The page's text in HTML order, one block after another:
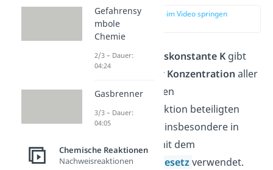
zur Stelle im Video springen
DieGleichgewichtskonstante K gibt
Verhältnis der Konzentration aller
an einer chemischen
Gleichgewichtsreaktion beteiligten
Stoffe an. Sie wird insbesondere in
Zusammenhang mit dem
Massenwirkungsgesetzverwendet.
Gefahrensy
mbole
Chemie
2/3 – Dauer:
04:24
Gasbrenner
3/3 – Dauer:
04:05
Chemische Reaktionen
Nachweisreaktionen